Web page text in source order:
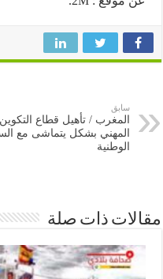
المغرب / تأهيل قطاع التكوين
المهني بشكل يتماشى مع السوق
ذات صلة